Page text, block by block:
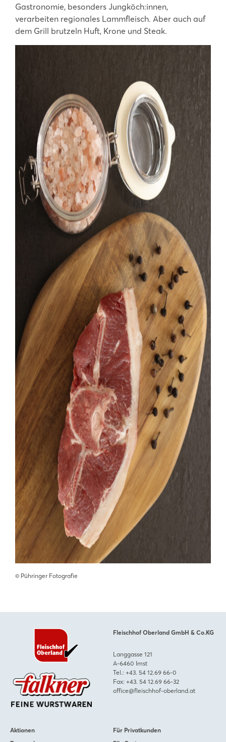
Gastronomie, besonders Jungköch:innen,
verarbeiten regionales Lammfleisch. Aber auch auf
dem Grill brutzeln Huft, Krone und Steak.
©️ Pühringer Fotografie
Fleischhof Oberland GmbH & Co.KG
Langgasse 121
A-6460 Imst
Tel.: +43. 54 12.69 66-0
Fax: +43. 54 12.69 66-32
office@fleischhof-oberland.at
Aktionen
Für Privatkunden